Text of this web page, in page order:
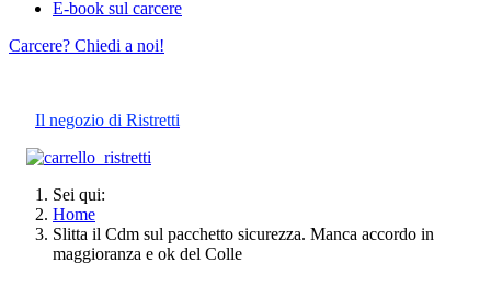
E-book sul carcere
Carcere? Chiedi a noi!
Il negozio di Ristretti
Sei qui:
Home
Slitta il Cdm sul pacchetto sicurezza. Manca accordo in
maggioranza e ok del Colle